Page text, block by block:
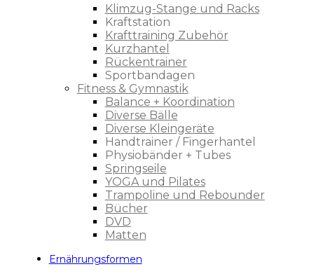
Klimzug-Stange und Racks
Kraftstation
Krafttraining Zubehör
Kurzhantel
Rückentrainer
Sportbandagen
Fitness & Gymnastik
Balance + Koordination
Diverse Bälle
Diverse Kleingeräte
Handtrainer / Fingerhantel
Physiobänder + Tubes
Springseile
YOGA und Pilates
Trampoline und Rebounder
Bücher
DVD
Matten
Ernährungsformen